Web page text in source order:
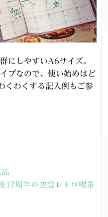
にしやすいA6サイズ。
プなので、使い始めはど
わくする記入例もご参
17周年の空想レトロ喫茶